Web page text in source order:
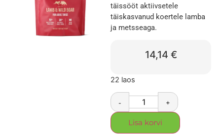
täissööt aktiivsetele
täiskasvanud koertele lamba
ja metsseaga.
14,14 €
22 laos
- +
Lisa korvi